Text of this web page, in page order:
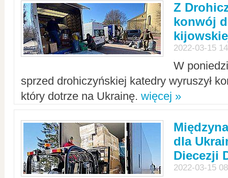
Z
konwój
2022-03-15
W
sprzed drohiczyńskiej katedry wyruszył
który dotrze na Ukrainę. więcej »
dla
Diecezji
2022-03-15